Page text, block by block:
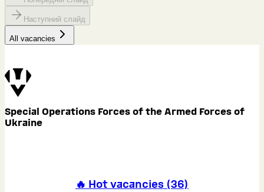
Наступний слайд
All vacancies
Special Operations Forces of the Armed Forces of
Ukraine
🔥 Hot vacancies (36)